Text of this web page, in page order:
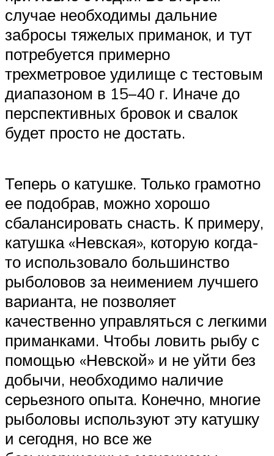
случае необходимы дальние
забросы тяжелых приманок, и тут
потребуется примерно
трехметровое удилище с тестовым
диапазоном в 15–40 г. Иначе до
перспективных бровок и свалок
будет просто не достать.
Теперь о катушке. Только грамотно
ее подобрав, можно хорошо
сбалансировать снасть. К примеру,
катушка «Невская», которую когда-
то использовало большинство
рыболовов за неимением лучшего
варианта, не позволяет
качественно управляться с легкими
приманками. Чтобы ловить рыбу с
помощью «Невской» и не уйти без
добычи, необходимо наличие
серьезного опыта. Конечно, многие
рыболовы используют эту катушку
и сегодня, но все же